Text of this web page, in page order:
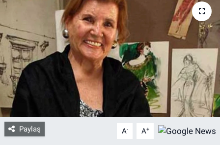
Paylaş A- A+
MANŞET
RESMİ İLANLAR
İLAN
İletişim/Künye